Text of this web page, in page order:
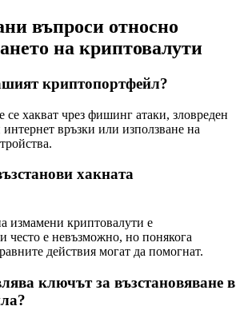
въпроси относно
на криптовалути
криптопортфейл?
хакват чрез фишинг атаки, зловреден
връзки или използване на
хакната
измамени криптовалути е
често е невъзможно, но понякога
действия могат да помогнат.
ключът за възстановяване в